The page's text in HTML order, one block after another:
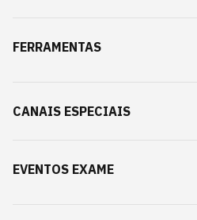
FERRAMENTAS
CANAIS ESPECIAIS
EVENTOS EXAME